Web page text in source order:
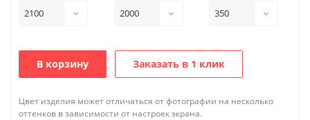
2100 2000 350
В корзину Заказать в 1 клик
Цвет изделия может отличаться от фотографии на несколько
оттенков в зависимости от настроек экрана.